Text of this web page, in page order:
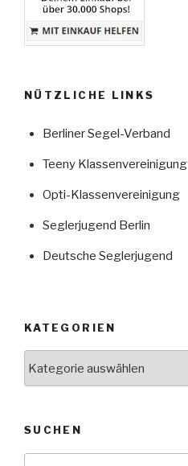
NÜTZLICHE LINKS
Berliner Segel-Verband
Teeny Klassenvereinigung
Opti-Klassenvereinigung
Seglerjugend Berlin
Deutsche Seglerjugend
KATEGORIEN
SUCHEN